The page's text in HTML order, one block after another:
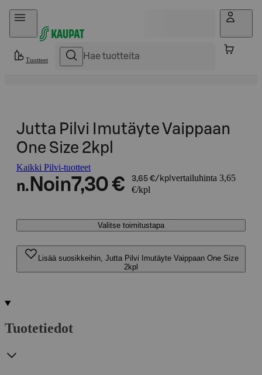
Hyppää sisältöön
Tuotteet
Jutta Pilvi Imutäyte Vaippaan
One Size 2kpl
Kaikki Pilvi-tuotteet
n. Noin7,30 € 3,65 €/kpl vertailuhinta 3,65
€/kpl
Valitse toimitustapa
Lisää suosikkeihin, Jutta Pilvi Imutäyte Vaippaan One Size
2kpl
Tuotetiedot